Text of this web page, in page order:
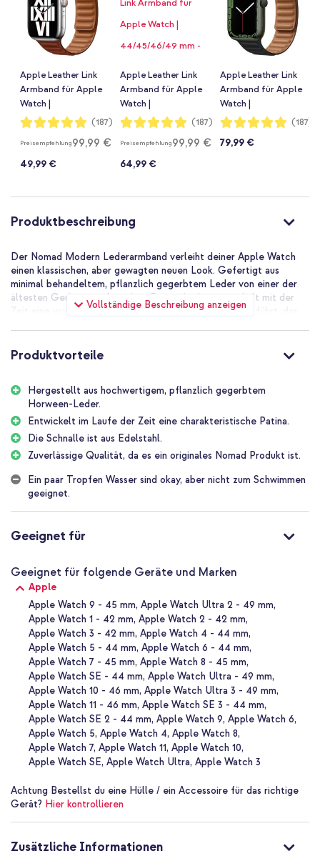
Apple Leather Link
Armband für Apple
Watch |
44/45/46/49 mm -
Bewertung:
99%
(187)
Preisempfehlung99,99 €
49,99 €
Apple Leather Link
Armband für Apple
Watch |
44/45/46/49 mm -
Bewertung:
99%
(187)
Preisempfehlung99,99 €
64,99 €
Apple Leather Link
Armband für Apple
Watch |
44/45/46/49 mm -
Midnight
Bewertung:
99%
(187)
79,99 €
Produktbeschreibung
Vollständige Beschreibung anzeigen
Der Nomad Modern Lederarmband verleiht deiner Apple Watch
einen klassischen, aber gewagten neuen Look. Gefertigt aus
minimal behandeltem, pflanzlich gegerbtem Leder von einer der
ältesten Gerbereien Amerikas. Dieses Leder entwickelt mit der
Zeit eine wunderschöne Patina, was zu einem Armband führt, das
Horween-Leder
Leder wird minimal und pflanzlich behandelt, um die natürlichen
Eigenschaften zu bewahren, einschließlich eventueller
Unvollkommenheiten, die nicht als Mängel angesehen werden,
sondern als Authentizität und Charakter.
Modernes Design
Jedes Armband ist das Ergebnis von Handwerkskunst, unter
Verwendung der besten Materialien und fortschrittlicher
Produktionstechniken. Dies gewährleistet ein Armband, das in
Design und Funktionalität einzigartig auf dem Markt ist. Ein
zeitloses und modernes Design.
Mit täglichem Gebrauch wird das Leder deines Armbands auf
schöne Weise Gebrauchsspuren zeigen und eine reiche, glänzende
Patina entwickeln, die exklusiv deine ist. Vom ersten Tag an wird
dein Armband sich weiterentwickeln, aber nicht verschleißen, was
einen reichen und einzigartigen Charakter bildet.
Original Nomad-Product
Nomad ist ein Unternehmen, das sich auf die Gestaltung
hochwertiger Zubehörteile, unter anderem für Smartphones,
konzentriert, damit du als Nutzer die Welt besser verändern
kannst. Gegründet 2012 in Santa Barbara als Kickstarter, ist das
Unternehmen zu einem weltweiten Akteur gewachsen, indem es
großen Wert auf Nachhaltigkeit, hochwertige Materialien und
Liebe zum Detail legt.
Watch?
Entwickelt eine charakteristische Patina
Produktvorteile
Hergestellt aus hochwertigem, pflanzlich gegerbtem
Horween-Leder.
Entwickelt im Laufe der Zeit eine charakteristische Patina.
Die Schnalle ist aus Edelstahl.
Zuverlässige Qualität, da es ein originales Nomad Produkt ist.
Ein paar Tropfen Wasser sind okay, aber nicht zum Schwimmen
geeignet.
Geeignet für
Geeignet für folgende Geräte und Marken
Apple
Apple Watch 9 - 45 mm Apple Watch Ultra 2 - 49 mm
Apple Watch 1 - 42 mm Apple Watch 2 - 42 mm
Apple Watch 3 - 42 mm Apple Watch 4 - 44 mm
Apple Watch 5 - 44 mm Apple Watch 6 - 44 mm
Apple Watch 7 - 45 mm Apple Watch 8 - 45 mm
Apple Watch SE - 44 mm Apple Watch Ultra - 49 mm
Apple Watch 10 - 46 mm Apple Watch Ultra 3 - 49 mm
Apple Watch 11 - 46 mm Apple Watch SE 3 - 44 mm
Apple Watch SE 2 - 44 mm Apple Watch 9 Apple Watch 6
Apple Watch 5 Apple Watch 4 Apple Watch 8
Apple Watch 7 Apple Watch 11 Apple Watch 10
Apple Watch SE Apple Watch Ultra Apple Watch 3
Achtung Bestellst du eine Hülle / ein Accessoire für das richtige
Gerät? Hier kontrollieren
Zusätzliche Informationen